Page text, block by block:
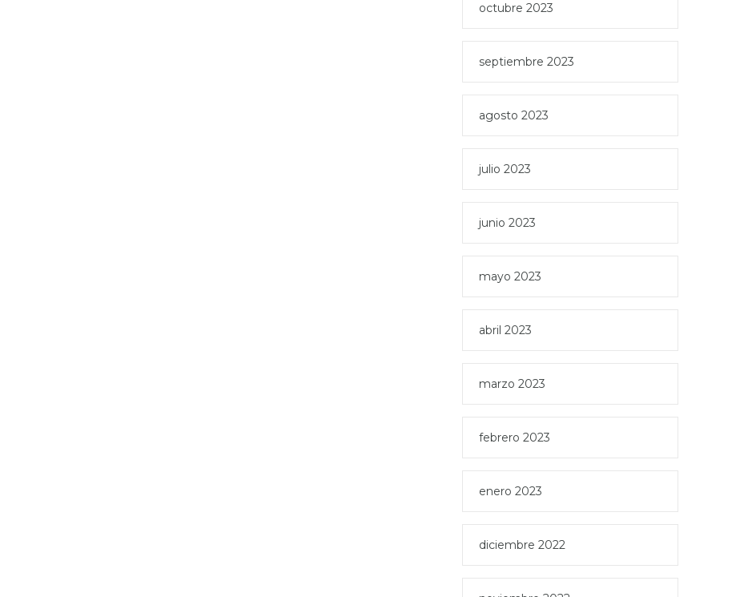
octubre 2023
septiembre 2023
agosto 2023
julio 2023
junio 2023
mayo 2023
abril 2023
marzo 2023
febrero 2023
enero 2023
diciembre 2022